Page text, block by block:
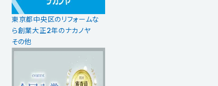
東京都中央区のリフォームな
ら創業大正2年のナカノヤ
その他